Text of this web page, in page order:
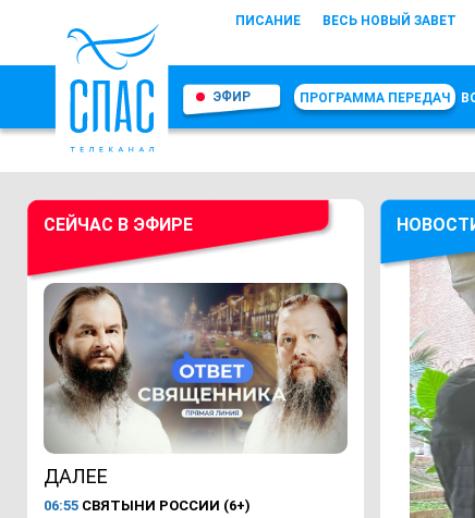
ПИСАНИЕ ВЕСЬ НОВЫЙ ЗАВЕТ
ЭФИР ПРОГРАММА ПЕРЕДАЧ
СЕЙЧАС В ЭФИРЕ
ДАЛЕЕ
06:55 СВЯТЫНИ РОССИИ (6+)